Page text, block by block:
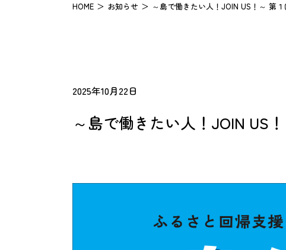
HOME お知らせ ～島で働きたい人！JOIN US！～ 第
2025年10月22日
～島で働きたい人！JOIN US